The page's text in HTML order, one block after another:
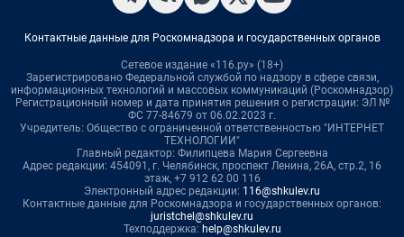
Контактные данные для Роскомнадзора и государственных органов
Сетевое издание «116.ру» (18+)
Зарегистрировано Федеральной службой по надзору в сфере связи,
информационных технологий и массовых коммуникаций (Роскомнадзор)
Регистрационный номер и дата принятия решения о регистрации: ЭЛ №
ФС 77-84679 от 06.02.2023 г.
Учредитель: Общество с ограниченной ответственностью "ИНТЕРНЕТ
ТЕХНОЛОГИИ"
Главный редактор: Филипцева Мария Сергеевна
Адрес редакции: 454091, г. Челябинск, проспект Ленина, 26А, стр.2, 16
этаж, +7 912 62 00 116
Электронный адрес редакции: 116@shkulev.ru
Контактные данные для Роскомнадзора и государственных органов:
juristchel@shkulev.ru
Техподдержка: help@shkulev.ru